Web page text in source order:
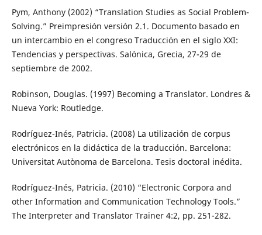
Pym, Anthony (2002) “Translation Studies as Social Problem-
Solving.” Preimpresión versión 2.1. Documento basado en
un intercambio en el congreso Traducción en el siglo XXI:
Tendencias y perspectivas. Salónica, Grecia, 27-29 de
septiembre de 2002.
Robinson, Douglas. (1997) Becoming a Translator. Londres &
Nueva York: Routledge.
Rodríguez-Inés, Patricia. (2008) La utilización de corpus
electrónicos en la didáctica de la traducción. Barcelona:
Universitat Autònoma de Barcelona. Tesis doctoral inédita.
Rodríguez-Inés, Patricia. (2010) “Electronic Corpora and
other Information and Communication Technology Tools.”
The Interpreter and Translator Trainer 4:2, pp. 251-282.